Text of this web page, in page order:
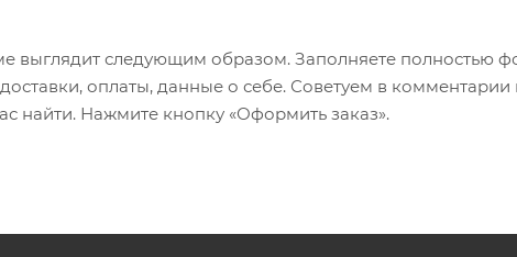
выглядит следующим образом. Заполняете полностью
оплаты, данные о себе. Советуем в комментарии
найти. Нажмите кнопку «Оформить заказ».